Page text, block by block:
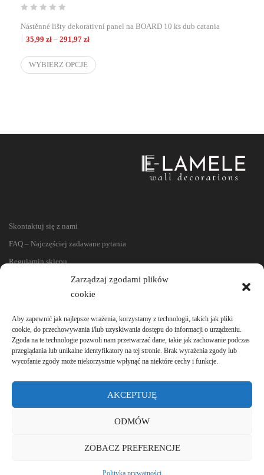
Zarządzaj zgodami plików
cookie
Aby zapewnić jak najlepsze wrażenia, korzystamy z technologii, takich jak pliki
cookie, do przechowywania i/lub uzyskiwania dostępu do informacji o urządzeniu.
Zgoda na te technologie pozwoli nam przetwarzać dane, takie jak zachowanie podczas
przeglądania lub unikalne identyfikatory na tej stronie. Brak wyrażenia zgody lub
wycofanie zgody może niekorzystnie wpłynąć na niektóre cechy i funkcje.
AKCEPTUJĘ
ODMÓW
ZOBACZ PREFERENCJE
Polityka prywatności
Nástěnné lišty dekorativní panel na BOARD 10 ks dub catania
35,99 zł – 291,97 złZakres cen: od 35,99 zł do 291,97 zł
WYBIERZ OPCJE
Skontaktuj się z nami
FAQ – Najczęściej zadawane pytania
Regulamin sklepu
Reklamacje i zwroty
Polityka prywatności